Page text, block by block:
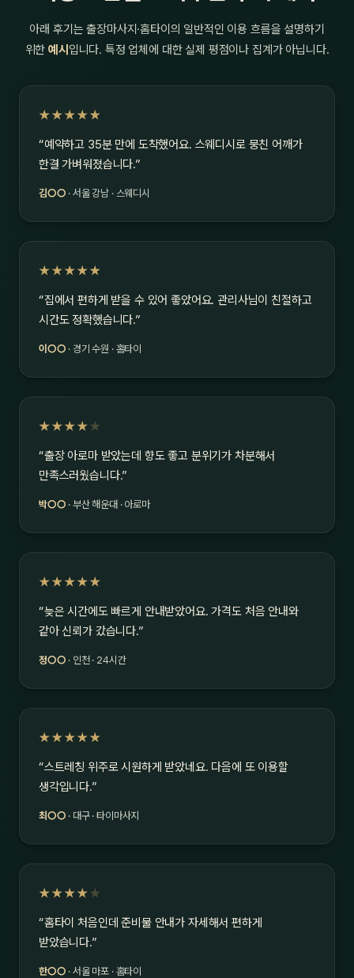
아래 후기는 출장마사지·홈타이의 일반적인 이용 흐름을 설명하기
위한예시 입니다. 특정 업체에 대한 실제 평점이나 집계가 아닙니다.
★★★★★
“예약하고 35분 만에 도착했어요. 스웨디시로 뭉친 어깨가
한결 가벼워졌습니다.”
김○○ · 서울 강남 · 스웨디시
★★★★★
“집에서 편하게 받을 수 있어 좋았어요. 관리사님이 친절하고
시간도 정확했습니다.”
이○○ · 경기 수원 · 홈타이
★★★★ ★
“출장 아로마 받았는데 향도 좋고 분위기가 차분해서
만족스러웠습니다.”
박○○ · 부산 해운대 · 아로마
★★★★★
“늦은 시간에도 빠르게 안내받았어요. 가격도 처음 안내와
같아 신뢰가 갔습니다.”
정○○ · 인천 · 24시간
★★★★★
“스트레칭 위주로 시원하게 받았네요. 다음에 또 이용할
생각입니다.”
최○○ · 대구 · 타이마사지
★★★★ ★
“홈타이 처음인데 준비물 안내가 자세해서 편하게
받았습니다.”
한○○ · 서울 마포 · 홈타이